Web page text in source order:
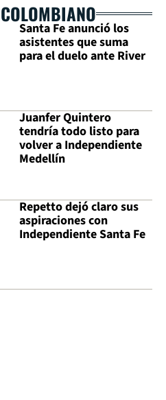
Santa Fe anunció los
asistentes que suma
para el duelo ante River
Juanfer Quintero
tendría todo listo para
volver a Independiente
Medellín
Repetto dejó claro sus
aspiraciones con
Independiente Santa Fe